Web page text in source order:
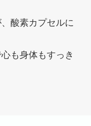
酸素カプセルに
も身体もすっき